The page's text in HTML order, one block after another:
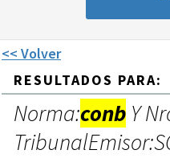
<< Volver
RESULTADOS PARA:
Norma:conb Y